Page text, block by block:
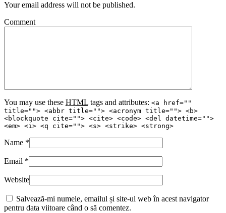
Your email address will not be published.
Comment
You may use these HTML tags and attributes: <a href=""
title=""> <abbr title=""> <acronym title=""> <b>
<blockquote cite=""> <cite> <code> <del datetime="">
<em> <i> <q cite=""> <s> <strike> <strong>
Name *
Email *
Website
Salvează-mi numele, emailul și site-ul web în acest navigator
pentru data viitoare când o să comentez.